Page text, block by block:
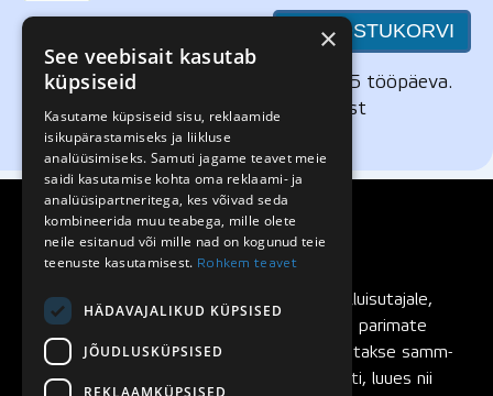
LISA OSTUKORVI
Toode on kohe saadaval. Tarneaeg 4-5 tööpäeva.
Ise järgi tulles Mustamäe rulluisupoest
kokkuleppel.
SEBA rulluisud
on loodud rulluisutajalt rulluisutajale,
pidevalt testitud ning täiustatud maailma parimate
rulluisutajate poolt. SEBA rulluiske arendatakse samm-
sammult, testides igat rulluisu komponenti, luues nii
×
See veebisait kasutab
küpsiseid
Kasutame küpsiseid sisu, reklaamide
isikupärastamiseks ja liikluse
analüüsimiseks. Samuti jagame teavet meie
saidi kasutamise kohta oma reklaami- ja
analüüsipartneritega, kes võivad seda
kombineerida muu teabega, mille olete
neile esitanud või mille nad on kogunud teie
teenuste kasutamisest. Rohkem teavet
HÄDAVAJALIKUD KÜPSISED
JÕUDLUSKÜPSISED
REKLAAMKÜPSISED